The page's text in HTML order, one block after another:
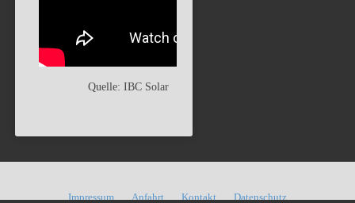
Quelle: IBC Solar
Impressum Anfahrt Kontakt Datenschutz